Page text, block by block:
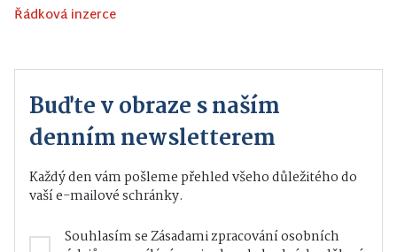
Řádková inzerce
Buďte v obraze s naším
denním newsletterem
Každý den vám pošleme přehled všeho důležitého do
vaší e-mailové schránky.
Souhlasím seZásadami zpracování osobních